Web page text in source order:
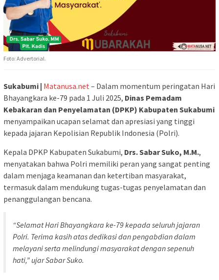
Foto: Advertorial.
Sukabumi | Matanusa.net– Dalam momentum peringatan Hari
Bhayangkara ke-79 pada 1 Juli 2025, Dinas Pemadam
Kebakaran dan Penyelamatan (DPKP) Kabupaten Sukabumi
menyampaikan ucapan selamat dan apresiasi yang tinggi
kepada jajaran Kepolisian Republik Indonesia (Polri).
Kepala DPKP Kabupaten Sukabumi, Drs. Sabar Suko, M.M.,
menyatakan bahwa Polri memiliki peran yang sangat penting
dalam menjaga keamanan dan ketertiban masyarakat,
termasuk dalam mendukung tugas-tugas penyelamatan dan
penanggulangan bencana.
“Selamat Hari Bhayangkara ke-79 kepada seluruh jajaran
Polri. Terima kasih atas dedikasi dan pengabdian dalam
melayani serta melindungi masyarakat dengan sepenuh
hati,” ujar Sabar Suko.